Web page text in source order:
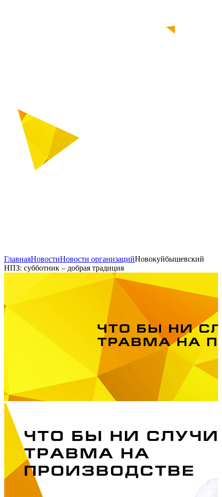
ГлавнаяНовостиНовости организацийНовокуйбышевский
НПЗ: субботник – добрая традиция